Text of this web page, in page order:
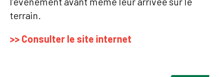
terrain.
>> Consulter le site internet